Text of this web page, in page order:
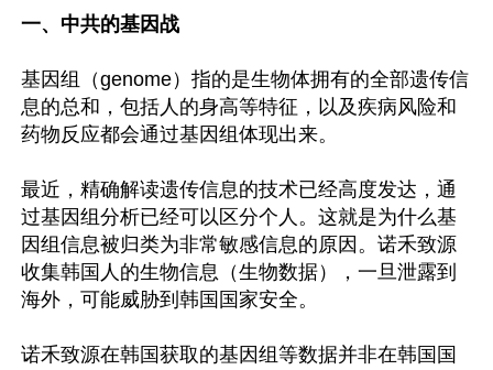
一、中共的基因战
基因组（genome）指的是生物体拥有的全部遗传信
息的总和，包括人的身高等特征，以及疾病风险和
药物反应都会通过基因组体现出来。
最近，精确解读遗传信息的技术已经高度发达，通
过基因组分析已经可以区分个人。这就是为什么基
因组信息被归类为非常敏感信息的原因。诺禾致源
收集韩国人的生物信息（生物数据），一旦泄露到
海外，可能威胁到韩国国家安全。
诺禾致源在韩国获取的基因组等数据并非在韩国国